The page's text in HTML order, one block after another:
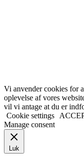
Vi anvender cookies for
oplevelse af vores
vil vi antage at du er
Cookie settings
Manage consent
Luk